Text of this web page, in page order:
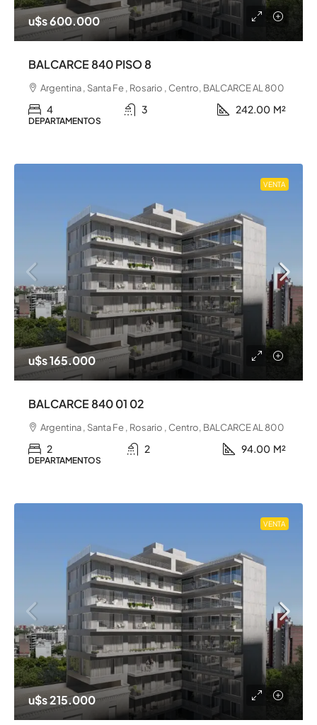
u$s 600.000
BALCARCE 840 PISO 8
Argentina , Santa Fe , Rosario , Centro, BALCARCE AL 800
4 3 242.00 M²
DEPARTAMENTOS
VENTA
u$s 165.000
BALCARCE 840 01 02
Argentina , Santa Fe , Rosario , Centro, BALCARCE AL 800
2 2 94.00 M²
DEPARTAMENTOS
VENTA
u$s 215.000